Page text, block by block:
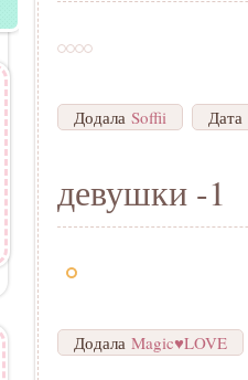
Додала Soffii Дата
девушки -1
Додала Magic♥LOVE